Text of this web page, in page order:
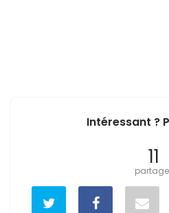
Intéressant ?
11